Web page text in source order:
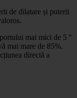
de dilatare și puterii
mai mici de 5 °
mai mare de 85%.
directă a